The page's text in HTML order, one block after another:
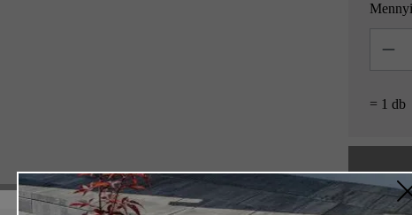
= 1 db